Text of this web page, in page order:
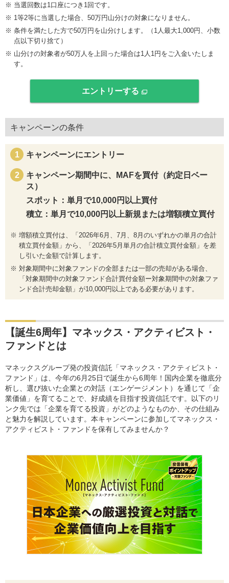
当選回数は1口座につき1回です。
1等2等に当選した場合、50万円山分けの対象になりません。
条件を満たした方で50万円を山分けします。（1人最大1,000円、小数
点以下切り捨て）
山分けの対象者が50万人を上回った場合は1人1円をご入金いたしま
す。
エントリーする
キャンペーンの条件
キャンペーンにエントリー
キャンペーン期間中に、MAFを買付（約定日ベー
ス）
スポット：単月で10,000円以上買付
積立：単月で10,000円以上新規または増額積立買付
増額積立買付は、「2026年6月、7月、8月のいずれかの単月の合計
積立買付金額」から、「2026年5月単月の合計積立買付金額」を差
し引いた金額で計算します。
対象期間中に対象ファンドの全部または一部の売却がある場合、
「対象期間中の対象ファンド合計買付金額ー対象期間中の対象ファ
ンド合計売却金額」が10,000円以上である必要があります。
【誕生6周年】マネックス・アクティビスト・
ファンドとは
マネックスグループ発の投資信託「マネックス・アクティビスト・
ファンド」は、今年の6月25日で誕生から6周年！国内企業を徹底分
析し、選び抜いた企業との対話（エンゲージメント）を通じて「企
業価値」を育てることで、好成績を目指す投資信託です。以下のリ
ンク先では「企業を育てる投資」がどのようなものか、その仕組み
と魅力を解説しています。本キャンペーンに参加してマネックス・
アクティビスト・ファンドを保有してみませんか？